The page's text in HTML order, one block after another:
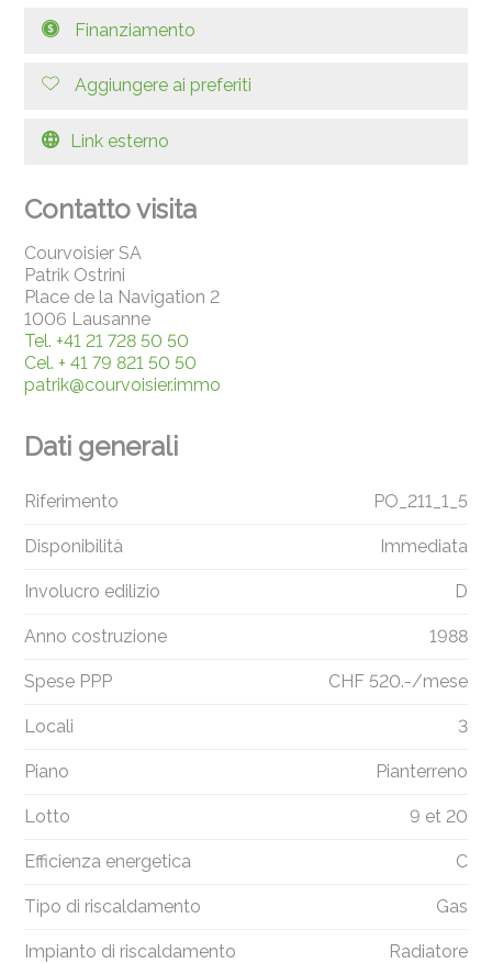
Finanziamento
Aggiungere ai preferiti
Link esterno
Contatto visita
Courvoisier SA
Patrik Ostrini
Place de la Navigation 2
1006 Lausanne
Tel. +41 21 728 50 50
Cel. + 41 79 821 50 50
patrik@courvoisier.immo
Dati generali
Riferimento PO_211_1_5
Disponibilità Immediata
Involucro edilizio D
Anno costruzione 1988
Spese PPP CHF 520.-/mese
Locali 3
Piano Pianterreno
Lotto 9 et 20
Efficienza energetica C
Tipo di riscaldamento Gas
Impianto di riscaldamento Radiatore